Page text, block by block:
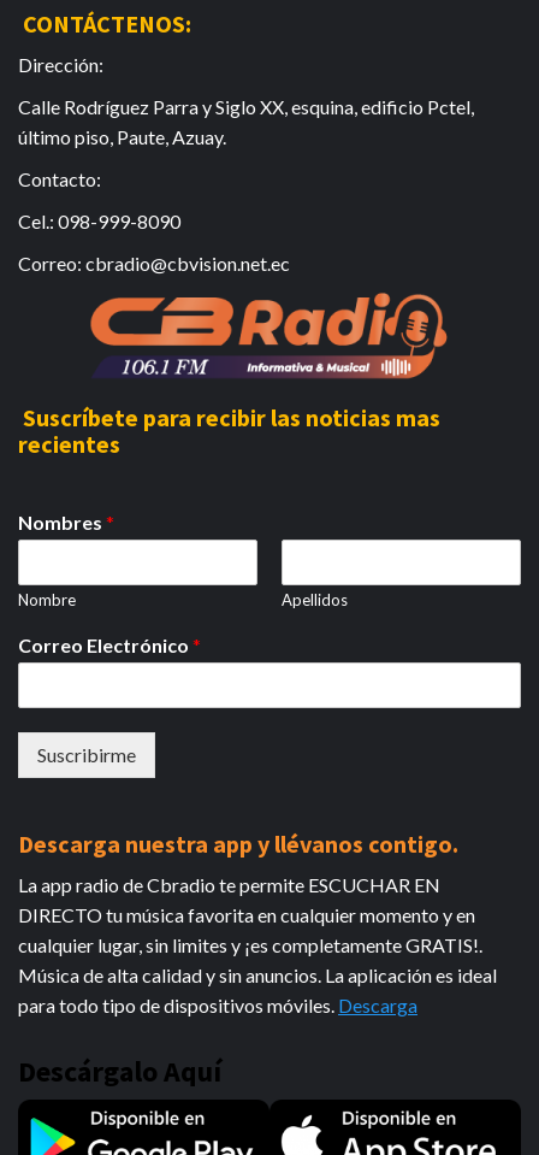
CONTÁCTENOS:
Dirección:
Calle Rodríguez Parra y Siglo XX, esquina, edificio Pctel,
último piso, Paute, Azuay.
Contacto:
Cel.: 098-999-8090
Correo: cbradio@cbvision.net.ec
Suscríbete para recibir las noticias mas
recientes
Nombres *
Nombre Apellidos
Correo Electrónico *
Suscribirme
Descarga nuestra app y llévanos contigo.
La app radio de Cbradio te permite ESCUCHAR EN
DIRECTO tu música favorita en cualquier momento y en
cualquier lugar, sin limites y ¡es completamente GRATIS!.
Música de alta calidad y sin anuncios. La aplicación es ideal
para todo tipo de dispositivos móviles. Descarga
Descárgalo Aquí